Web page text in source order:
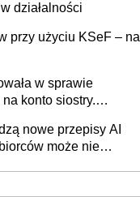
działalności
przy użyciu KSeF – na
w sprawie
konto siostry.
jednak nie będzie
nowe przepisy AI
może nie